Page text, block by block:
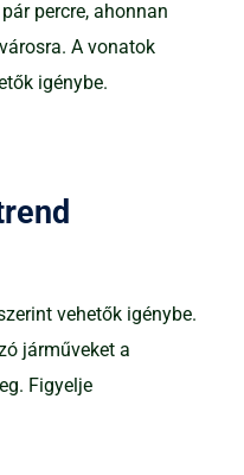
percre, ahonnan
A vonatok
igénybe.
vehetők igénybe.
járműveket a
Figyelje